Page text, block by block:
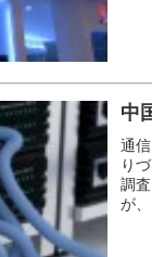
中
通
り
調
が